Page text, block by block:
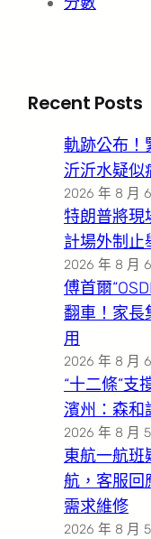
Recent Posts
軌跡公布！
沂沂水疑似
2026 年 8 月
特朗普將現
計場外制止
2026 年 8 月
傅首爾
翻車！家長
用
2026 年 8 月
“十二條”支
濱州：森和
2026 年 8 月 5
東航一航班
航，客服回
需求維修
2026 年 8 月 5